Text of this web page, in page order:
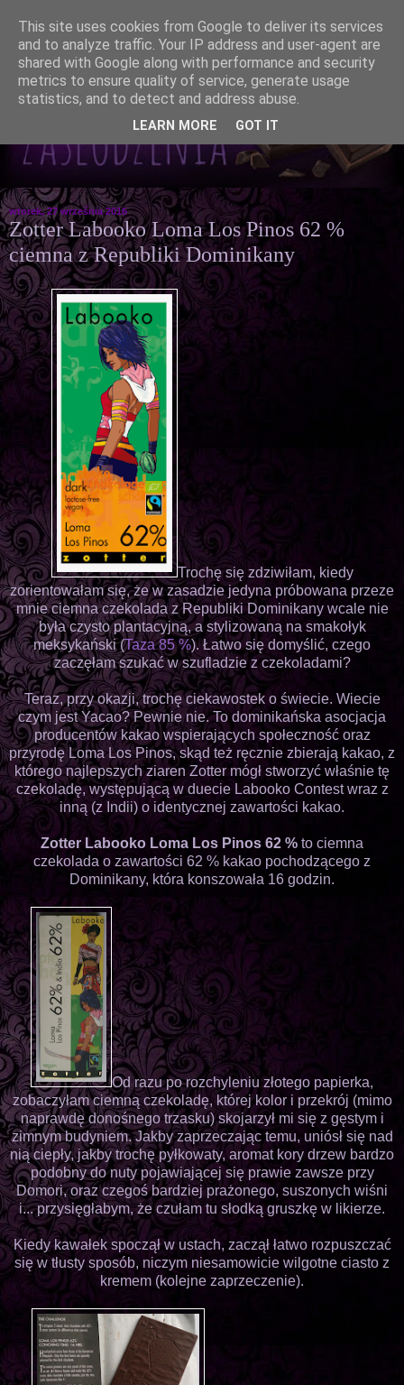
wtorek, 27 września 2016
Zotter Labooko Loma Los Pinos 62 %
ciemna z Republiki Dominikany
Trochę się zdziwiłam, kiedy
zorientowałam się, że w zasadzie jedyna próbowana przeze
mnie ciemna czekolada z Republiki Dominikany wcale nie
była czysto plantacyjną, a stylizowaną na smakołyk
meksykański (Taza 85 %). Łatwo się domyślić, czego
zaczęłam szukać w szufladzie z czekoladami?
Teraz, przy okazji, trochę ciekawostek o świecie. Wiecie
czym jest Yacao? Pewnie nie. To dominikańska asocjacja
producentów kakao wspierających społeczność oraz
przyrodę Loma Los Pinos, skąd też ręcznie zbierają kakao, z
którego najlepszych ziaren Zotter mógł stworzyć właśnie tę
czekoladę, występującą w duecie Labooko Contest wraz z
inną (z Indii) o identycznej zawartości kakao.
Zotter Labooko Loma Los Pinos 62 % to ciemna
czekolada o zawartości 62 % kakao pochodzącego z
Dominikany, która konszowała 16 godzin.
Od razu po rozchyleniu złotego papierka,
zobaczyłam ciemną czekoladę, której kolor i przekrój (mimo
naprawdę donośnego trzasku) skojarzył mi się z gęstym i
zimnym budyniem. Jakby zaprzeczając temu, uniósł się nad
nią ciepły, jakby trochę pyłkowaty, aromat kory drzew bardzo
podobny do nuty pojawiającej się prawie zawsze przy
Domori, oraz czegoś bardziej prażonego, suszonych wiśni
i... przysięgłabym, że czułam tu słodką gruszkę w likierze.
Kiedy kawałek spoczął w ustach, zaczął łatwo rozpuszczać
się w tłusty sposób, niczym niesamowicie wilgotne ciasto z
kremem (kolejne zaprzeczenie).
This site uses cookies from Google to deliver its services
and to analyze traffic. Your IP address and user-agent are
shared with Google along with performance and security
metrics to ensure quality of service, generate usage
statistics, and to detect and address abuse.
LEARN MORE GOT IT